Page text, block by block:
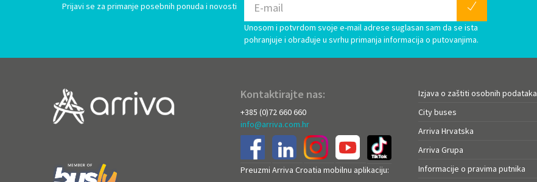
Prijavi se za primanje posebnih ponuda i novosti
Unosom i potvrdom svoje e-mail adrese suglasan sam da se ista
pohranjuje i obrađuje u svrhu primanja informacija o putovanjima.
Kontaktirajte nas:
+385 (0)72 660 660
info@arriva.com.hr
Preuzmi Arriva Croatia mobilnu aplikaciju:
Izjava o zaštiti osobnih podataka
City buses
Arriva Hrvatska
Arriva Grupa
Informacije o pravima putnika